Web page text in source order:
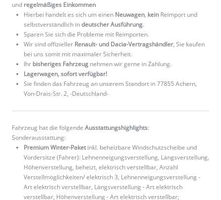
und regelmäßiges Einkommen
Hierbei handelt es sich um einen Neuwagen, kein Reimport und
selbstverständlich indeutscher Ausführung.
Sparen Sie sich die Probleme mit Reimporten.
Wir sind offizieller Renault- und Dacia-Vertragshändler, Sie kaufen
bei uns somit mit maximaler Sicherheit.
Ihr bisheriges Fahrzeug nehmen wir gerne in Zahlung.
Lagerwagen, sofort verfügbar!
Sie finden das Fahrzeug an unserem Standort in 77855 Achern,
Von-Drais-Str. 2, -Deutschland-
Fahrzeug hat die folgende Ausstattungshighlights:
Sonderausstattung:
Premium Winter-Paketinkl. beheizbare Windschutzscheibe und
Vordersitze (Fahrer): Lehnenneigungsverstellung, Längsverstellung,
Höhenverstellung, beheizt, elektrisch verstellbar, Anzahl
Verstellmöglichkeiten/ elektrisch 3, Lehnenneigungsverstellung -
Art elektrisch verstellbar, Längsverstellung - Art elektrisch
verstellbar, Höhenverstellung - Art elektrisch verstellbar;